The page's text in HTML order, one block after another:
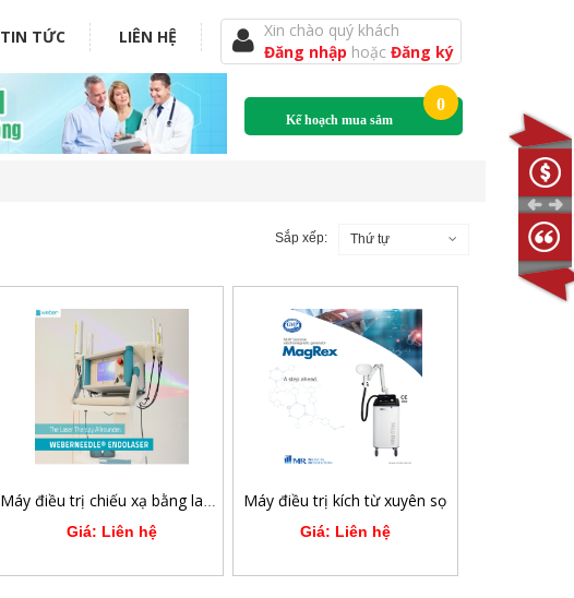
TIN TỨC LIÊN HỆ
Xin chào quý khách
Đăng nhập hoặcĐăng ký
Kế hoạch mua sắm
0
Sắp xếp: Thứ tự
Máy điều trị chiếu xạ bằng laser quang động 12 kênh Weberneedle®Endolaser
Giá: Liên hệ
Máy điều trị kích từ xuyên sọ
Giá: Liên hệ